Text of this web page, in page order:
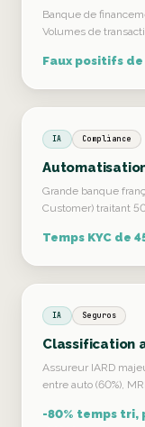
Banque de
Volumes de
Faux positifs de
IA Compliance
Grande banque
Customer) traitant
Temps KYC de
IA Seguros
Classification
Assureur IARD
entre auto (60%),
-80% temps tri,